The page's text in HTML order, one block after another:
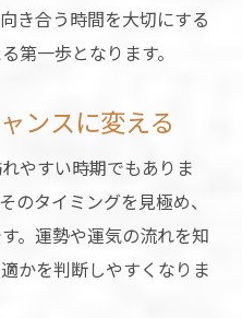
き合う時間を大切にする
第一歩となります。
ンスに変える
やすい時期でもありま
のタイミングを見極め、
。運勢や運気の流れを知
かを判断しやすくなりま